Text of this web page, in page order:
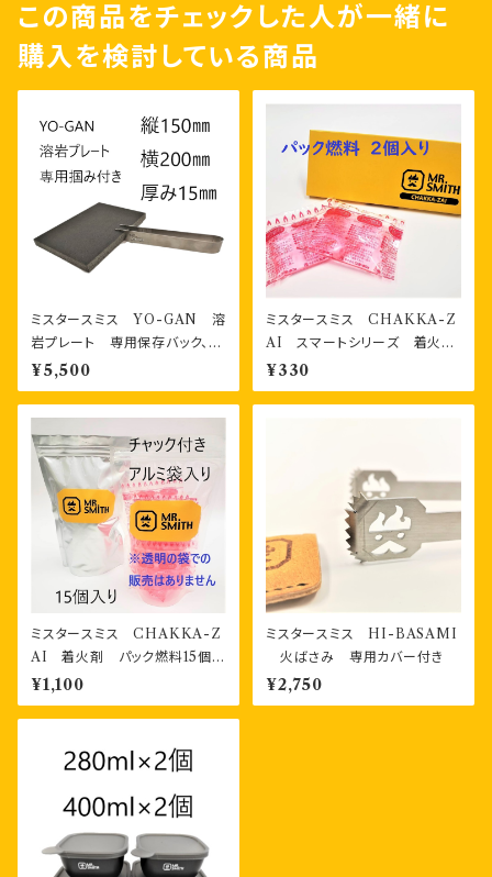
この商品をチェックした人が一緒に
購入を検討している商品
ミスタースミス YO-GAN 溶
岩プレート 専用保存バック、専
用掴みジグ付き
¥5,500
ミスタースミス CHAKKA-Z
AI スマートシリーズ 着火
剤 パック燃料2個 箱入り
¥330
ミスタースミス CHAKKA-Z
AI 着火剤 パック燃料15個
チャック付き袋入り
¥1,100
ミスタースミス HI-BASAMI
火ばさみ 専用カバー付き
¥2,750